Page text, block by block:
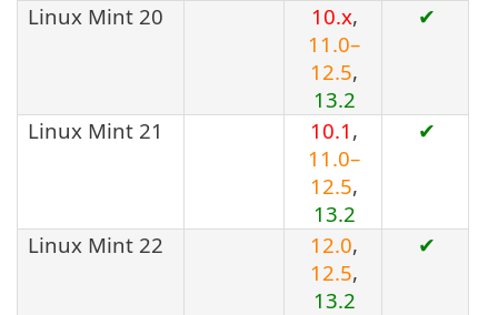
Linux Mint 20
10.x,
11.0–
12.5,
13.2
✔
Linux Mint 21 10.1 ,
11.0–
12.5,
13.2
✔
Linux Mint 22 12.0,
12.5,
13.2
✔